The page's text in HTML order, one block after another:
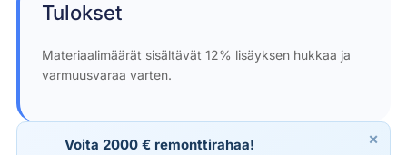
Tulokset
Materiaalimäärät sisältävät 12% lisäyksen hukkaa ja
varmuusvaraa varten.
Voita 2000 € remonttirahaa!
×